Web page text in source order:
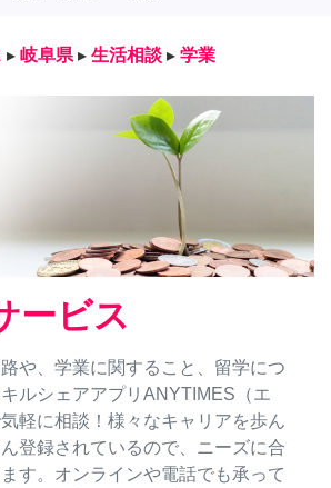
▸ 岐阜県 ▸ 生活相談 ▸ 学業
ービス
や、学業に関すること、留学につ
ルシェアアプリANYTIMES（エ
軽に相談！様々なキャリアを歩ん
登録されているので、ニーズに合
す。オンラインや電話でも承って